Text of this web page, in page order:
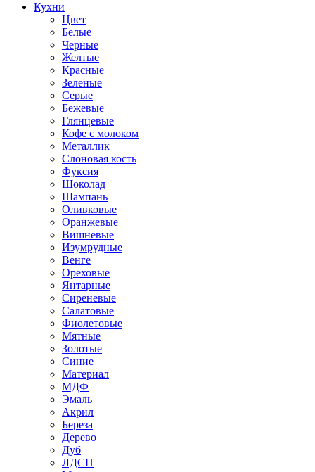
Кухни
Цвет
Белые
Черные
Желтые
Красные
Зеленые
Серые
Бежевые
Глянцевые
Кофе с молоком
Металлик
Слоновая кость
Фуксия
Шоколад
Шампань
Оливковые
Оранжевые
Вишневые
Изумрудные
Венге
Ореховые
Янтарные
Сиреневые
Салатовые
Фиолетовые
Мятные
Золотые
Синие
Материал
МДФ
Эмаль
Акрил
Береза
Дерево
Дуб
ЛДСП